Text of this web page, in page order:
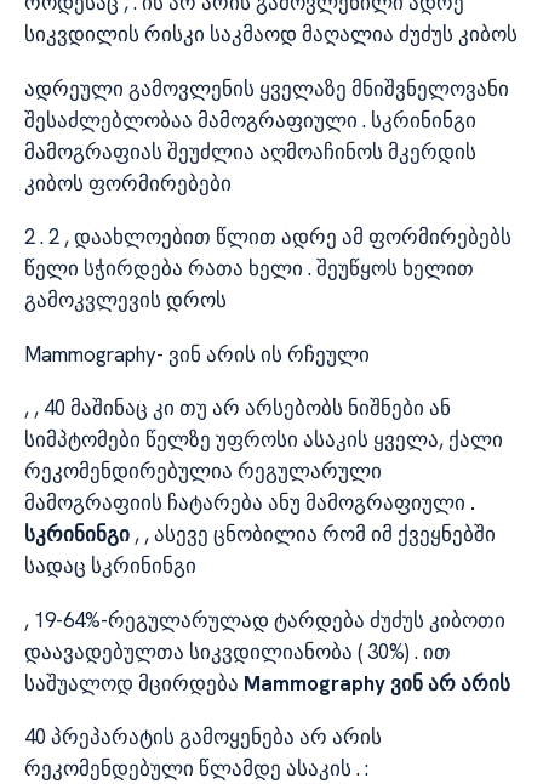
სიკვდილის რისკი საკმაოდ მაღალია ძუძუს კიბოს
ადრეული გამოვლენის ყველაზე მნიშვნელოვანი
შესაძლებლობაა მამოგრაფიული . სკრინინგი
მამოგრაფიას შეუძლია აღმოაჩინოს მკერდის
კიბოს ფორმირებები
2 . 2 , დაახლოებით წლით ადრე ამ ფორმირებებს
წელი სჭირდება რათა ხელი . შეუწყოს ხელით
გამოკვლევის დროს
Mammography- ვინ არის ის რჩეული
, , 40 მაშინაც კი თუ არ არსებობს ნიშნები ან
სიმპტომები წელზე უფროსი ასაკის ყველა, ქალი
რეკომენდირებულია რეგულარული
მამოგრაფიის ჩატარება ანუ მამოგრაფიული .
სკრინინგი , , ასევე ცნობილია რომ იმ ქვეყნებში
სადაც სკრინინგი
, 19-64%-რეგულარულად ტარდება ძუძუს კიბოთი
დაავადებულთა სიკვდილიანობა ( 30%) . ით
საშუალოდ მცირდება Mammography ვინ არ არის
40 პრეპარატის გამოყენება არ არის
რეკომენდებული წლამდე ასაკის . :